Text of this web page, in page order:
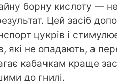
борну кислоту —
Цей засіб
цукрів і
які не опадають, а
кабачкам краще
до гнилі.